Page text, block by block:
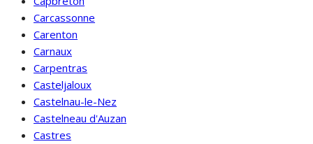
Carcassonne
Carenton
Carnaux
Carpentras
Casteljaloux
Castelnau-le-Nez
Castelneau d'Auzan
Castres